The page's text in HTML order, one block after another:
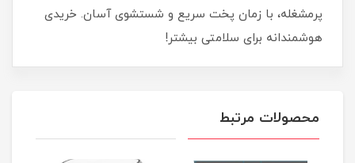
پرمشغله، با زمان پخت سریع و شستشوی آسان. خریدی
هوشمندانه برای سلامتی بیشتر!
محصولات مرتبط